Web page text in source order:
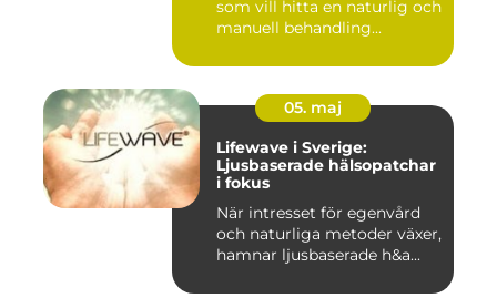
som vill hitta en naturlig och
manuell behandling...
05. maj
Lifewave i Sverige:
Ljusbaserade hälsopatchar
i fokus
När intresset för egenvård
och naturliga metoder växer,
hamnar ljusbaserade h&a...